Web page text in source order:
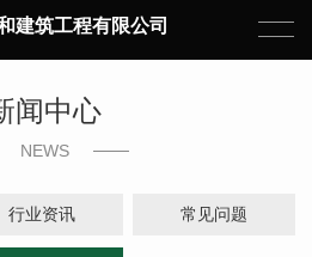
建筑工程有限公司
闻中心
NEWS
行业资讯 常见问题